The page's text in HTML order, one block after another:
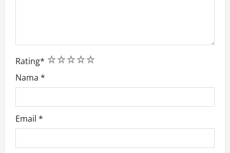
Rating* 5
4
3
2
1
Nama *
Email *